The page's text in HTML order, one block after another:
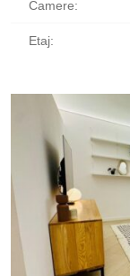
Camere:
Etaj: